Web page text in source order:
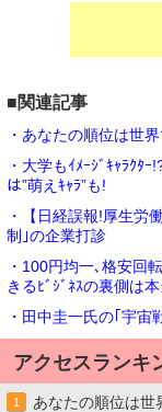
■関連記事
・あなたの順位は世
・大学もｲﾒｰｼﾞｷｬﾗｸﾀ
は”萌えｷｬﾗ”も!
・【日経誤報!厚生労
制｣の企業打診
・100円均一､格安回
きるﾋﾞｼﾞﾈｽの裏側は
・田中圭一氏の｢宇
アクセスランキ
1 あなたの順位は世